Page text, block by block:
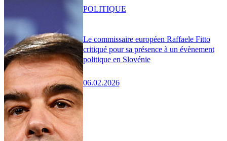
Le commissaire européen Raffaele Fitto
critiqué pour sa présence à un évènement
politique en Slovénie
06.02.2026
POLITIQUE